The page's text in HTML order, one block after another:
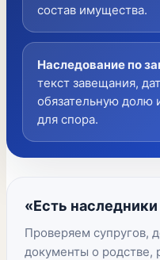
состав имущества.
Наследование по
текст завещания,
обязательную долю
для спора.
«Есть
Проверяем супругов,
документы о